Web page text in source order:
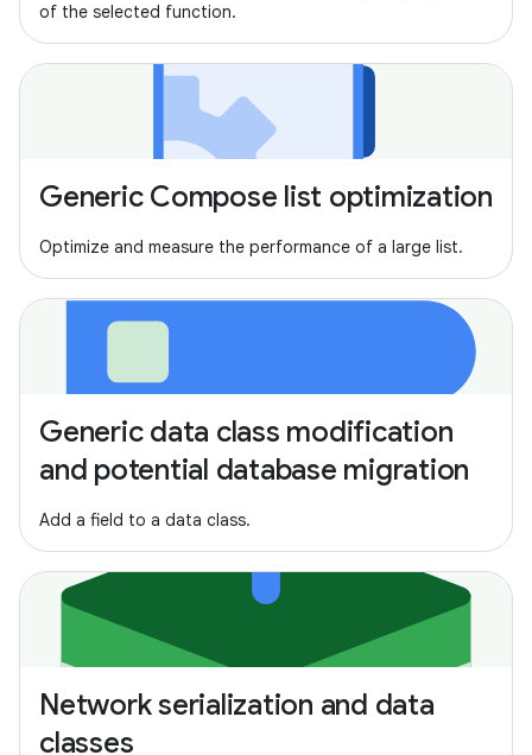
of the selected function.
Generic Compose list optimization
Optimize and measure the performance of a large list.
Generic data class modification
and potential database migration
Add a field to a data class.
Network serialization and data
classes